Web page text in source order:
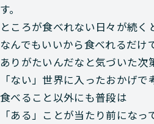
す。
ところが食べれない日々が続く
なんでもいいから食べれるだけ
ありがたいんだなと気づいた次
「ない」世界に入ったおかげで
食べること以外にも普段は
「ある」ことが当たり前になっ